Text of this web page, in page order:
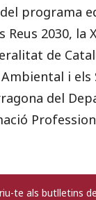
programa
Reus 2030, la
de
i els
del
te als butlletins